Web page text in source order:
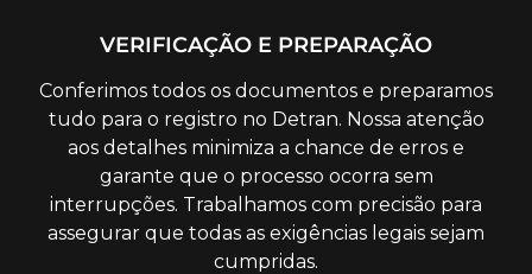
VERIFICAÇÃO E PREPARAÇÃO
Conferimos todos os documentos e preparamos
tudo para o registro no Detran. Nossa atenção
aos detalhes minimiza a chance de erros e
garante que o processo ocorra sem
interrupções. Trabalhamos com precisão para
assegurar que todas as exigências legais sejam
cumpridas.